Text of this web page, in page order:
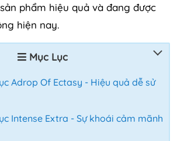
phẩm hiệu quả và đang được
hiện nay.
Mục Lục
Adrop Of Ectasy - Hiệu quả dễ sử
Intense Extra - Sự khoái cảm mãnh